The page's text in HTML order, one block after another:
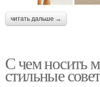
читать дальше →
С чем носить
стильные